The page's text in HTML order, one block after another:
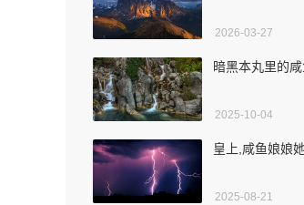
2026-03-27
暗黑本丸里的
2025-10-04
皇上,咸鱼娘娘
2025-08-21